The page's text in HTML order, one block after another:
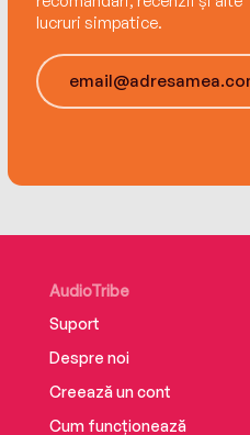
lucruri simpatice.
AudioTribe
Suport
Despre noi
Creează un cont
Cum funcționează